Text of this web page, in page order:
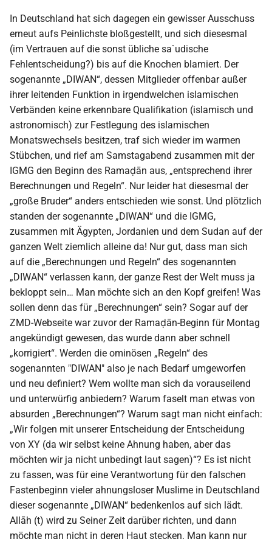
In Deutschland hat sich dagegen ein gewisser Ausschuss
erneut aufs Peinlichste bloßgestellt, und sich diesesmal
(im Vertrauen auf die sonst übliche sa`udische
Fehlentscheidung?) bis auf die Knochen blamiert. Der
sogenannte „DIWAN“, dessen Mitglieder offenbar außer
ihrer leitenden Funktion in irgendwelchen islamischen
Verbänden keine erkennbare Qualifikation (islamisch und
astronomisch) zur Festlegung des islamischen
Monatswechsels besitzen, traf sich wieder im warmen
Stübchen, und rief am Samstagabend zusammen mit der
IGMG den Beginn des Ramaḍān aus, „entsprechend ihrer
Berechnungen und Regeln“. Nur leider hat diesesmal der
„große Bruder“ anders entschieden wie sonst. Und plötzlich
standen der sogenannte „DIWAN“ und die IGMG,
zusammen mit Ägypten, Jordanien und dem Sudan auf der
ganzen Welt ziemlich alleine da! Nur gut, dass man sich
auf die „Berechnungen und Regeln“ des sogenannten
„DIWAN“ verlassen kann, der ganze Rest der Welt muss ja
bekloppt sein… Man möchte sich an den Kopf greifen! Was
sollen denn das für „Berechnungen“ sein? Sogar auf der
ZMD-Webseite war zuvor der Ramaḍān-Beginn für Montag
angekündigt gewesen, das wurde dann aber schnell
„korrigiert“. Werden die ominösen „Regeln“ des
sogenannten "DIWAN" also je nach Bedarf umgeworfen
und neu definiert? Wem wollte man sich da vorauseilend
und unterwürfig anbiedern? Warum faselt man etwas von
absurden „Berechnungen“? Warum sagt man nicht einfach:
„Wir folgen mit unserer Entscheidung der Entscheidung
von XY (da wir selbst keine Ahnung haben, aber das
möchten wir ja nicht unbedingt laut sagen)“? Es ist nicht
zu fassen, was für eine Verantwortung für den falschen
Fastenbeginn vieler ahnungsloser Muslime in Deutschland
dieser sogenannte „DIWAN“ bedenkenlos auf sich lädt.
Allāh (t) wird zu Seiner Zeit darüber richten, und dann
möchte man nicht in deren Haut stecken. Man kann nur